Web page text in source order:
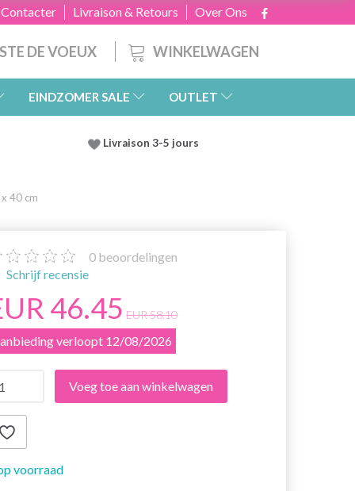
Over Ons
Livraison & Retours
WINKELWAGEN
DE VOEUX
EINDZOMER SALE OUTLET
Livraison 3-5 jours
40 cm
0 beoordelingen
Schrijf recensie
46.45 EUR 58.10
verloopt 12/08/2026
Voeg toe aan winkelwagen
voorraad